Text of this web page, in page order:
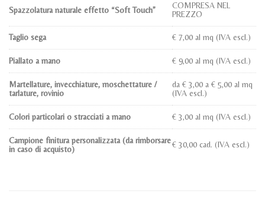
Spazzolatura naturale effetto “Soft Touch”
COMPRESA NEL
PREZZO
Taglio sega € 7,00 al mq (IVA escl.)
Piallato a mano € 9,00 al mq (IVA escl.)
Martellature, invecchiature, moschettature /
tarlature, rovinio
da € 3,00 a € 5,00 al mq
(IVA escl.)
Colori particolari o stracciati a mano € 3,00 al mq (IVA escl.)
Campione finitura personalizzata (da rimborsare
in caso di acquisto)
€ 30,00 cad. (IVA escl.)